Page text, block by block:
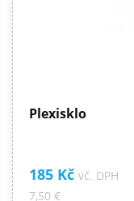
Plexisklo
185 Kč vč. DPH
7,50 €